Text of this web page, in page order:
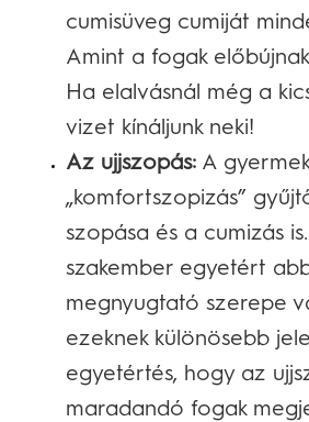
cumisüveg cumiját
Amint a fogak
Ha elalvásnál még a
vizet kínáljunk neki!
Az ujjszopás: A
„komfortszopizás”
szopása és a cumizás
szakember egyetért
megnyugtató szerepe
ezeknek különösebb
egyetértés, hogy az
maradandó fogak